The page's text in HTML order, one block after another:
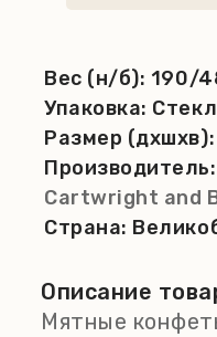
Вес (н/б): 190/
Упаковка:
Размер (дхшхв):
Производитель:
Cartwright and
Страна:
Описание
Мятные